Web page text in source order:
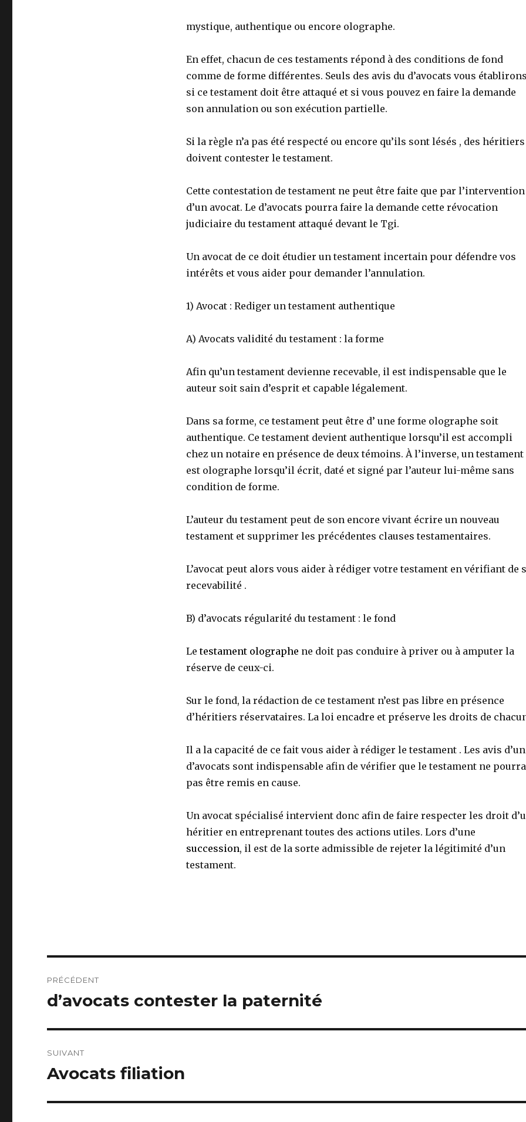
mystique, authentique ou encore olographe.
En effet, chacun de ces testaments répond à des conditions de fond
comme de forme différentes. Seuls des avis du d’avocats vous
si ce testament doit être attaqué et si vous pouvez en faire la demande
son annulation ou son exécution partielle.
Si la règle n’a pas été respecté ou encore qu’ils sont lésés , des héritiers
doivent contester le testament.
Cette contestation de testament ne peut être faite que par l’intervention
d’un avocat. Le d’avocats pourra faire la demande cette révocation
judiciaire du testament attaqué devant le Tgi.
Un avocat de ce doit étudier un testament incertain pour défendre vos
intérêts et vous aider pour demander l’annulation.
1) Avocat : Rediger un testament authentique
A) Avocats validité du testament : la forme
Afin qu’un testament devienne recevable, il est indispensable que le
auteur soit sain d’esprit et capable légalement.
Dans sa forme, ce testament peut être d’ une forme olographe soit
authentique. Ce testament devient authentique lorsqu’il est accompli
chez un notaire en présence de deux témoins. À l’inverse, un testament
est olographe lorsqu’il écrit, daté et signé par l’auteur lui-même sans
condition de forme.
L’auteur du testament peut de son encore vivant écrire un nouveau
testament et supprimer les précédentes clauses testamentaires.
L’avocat peut alors vous aider à rédiger votre testament en vérifiant de
recevabilité .
B) d’avocats régularité du testament : le fond
Letestament olographe ne doit pas conduire à priver ou à amputer la
réserve de ceux-ci.
Sur le fond, la rédaction de ce testament n’est pas libre en présence
d’héritiers réservataires. La loi encadre et préserve les droits de
Il a la capacité de ce fait vous aider à rédiger le testament . Les avis d’un
d’avocats sont indispensable afin de vérifier que le testament ne pourra
pas être remis en cause.
Un avocat spécialisé intervient donc afin de faire respecter les droit
héritier en entreprenant toutes des actions utiles. Lors d’une
succession, il est de la sorte admissible de rejeter la légitimité d’un
testament.
de
PRÉCÉDENT
Article
d’avocats contester la paternité
SUIVANT
Article
Avocats filiation